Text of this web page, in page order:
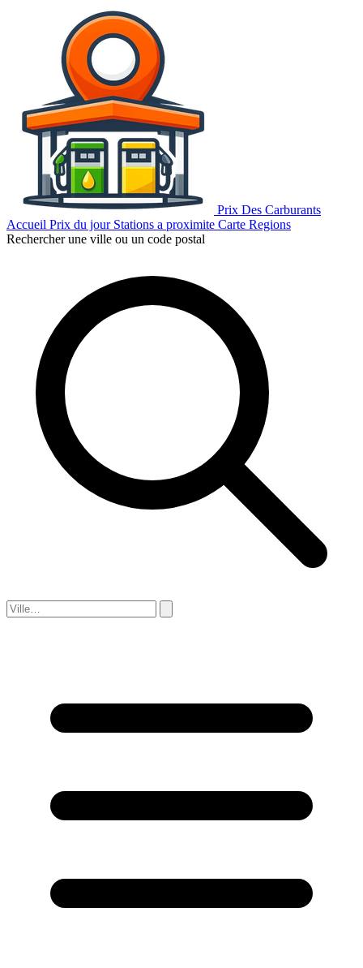
Prix Des Carburants
Accueil Prix du jour Stations a proximite Carte Regions
Rechercher une ville ou un code postal